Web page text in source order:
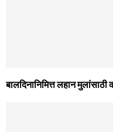
बालदिनानिमित्त लहान